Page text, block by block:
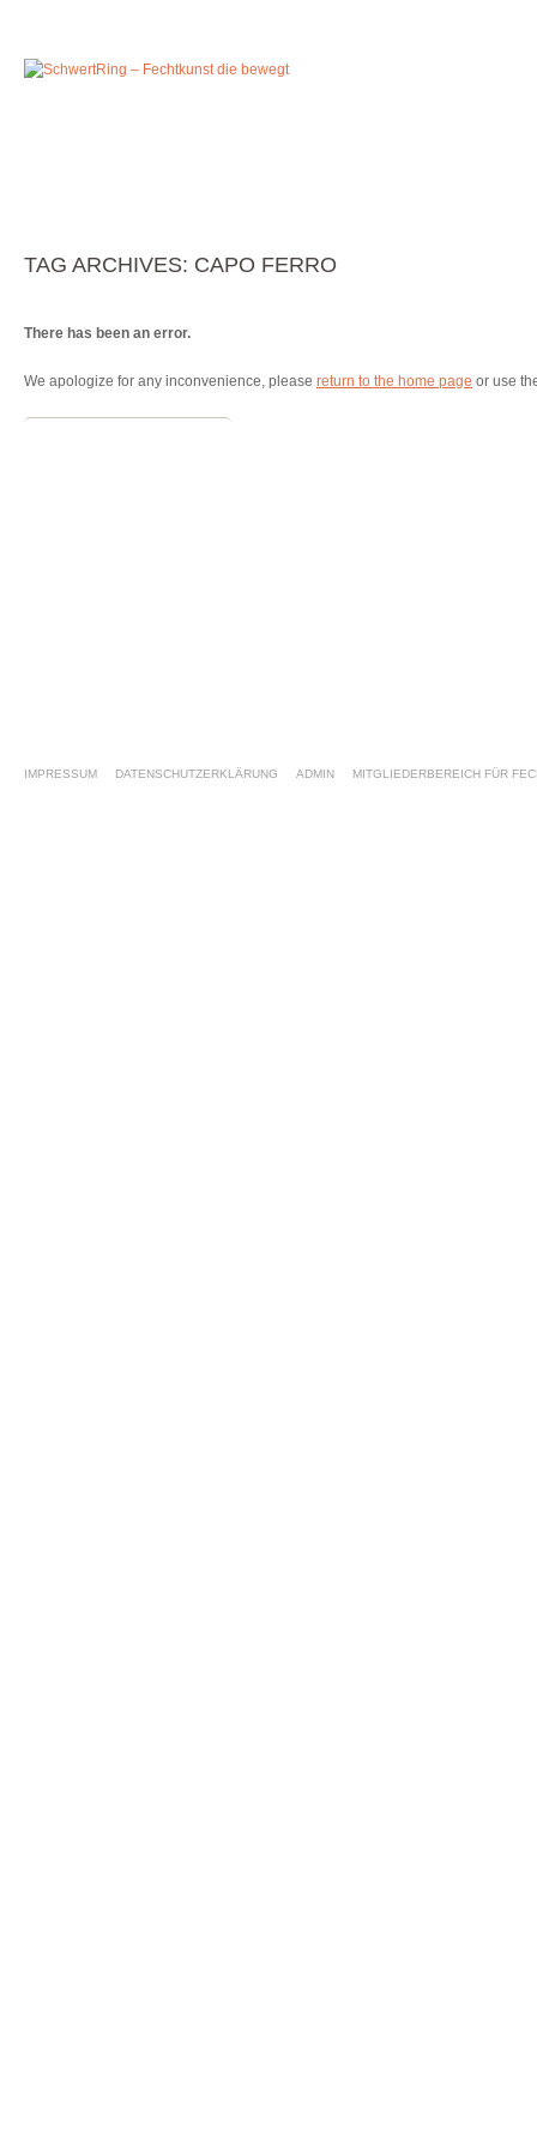
TAG ARCHIVES: CAPO FERRO
There has been an error.
We apologize for any inconvenience, please return to the home page or use
IMPRESSUM DATENSCHUTZERKLÄRUNG ADMIN MITGLIEDERBEREICH FÜR